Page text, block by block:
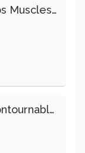
Renforcez Vos Muscles Profonds Pour Apaiser Votre Mal De Dos
Les Clés Incontournables Pour Réussir Vos Transactions Immobilières